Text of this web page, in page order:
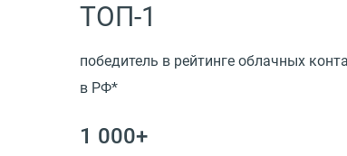
ТОП-1
победитель в рейтинге облачных
в РФ*
1 000+